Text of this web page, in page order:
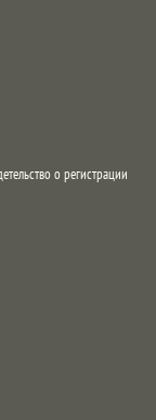
о регистрации